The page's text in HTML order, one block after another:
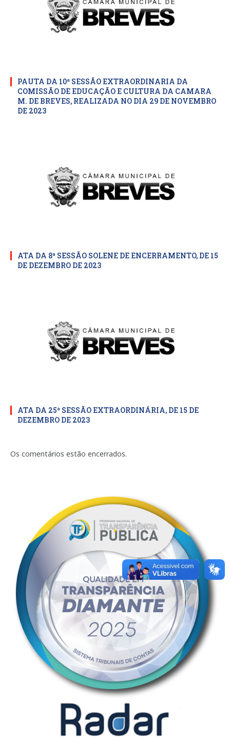
PAUTA DA 10ª SESSÃO EXTRAORDINARIA DA
COMISSÃO DE EDUCAÇÃO E CULTURA DA CAMARA
M. DE BREVES, REALIZADA NO DIA 29 DE NOVEMBRO
DE 2023
ATA DA 8ª SESSÃO SOLENE DE ENCERRAMENTO, DE 15
DE DEZEMBRO DE 2023
ATA DA 25ª SESSÃO EXTRAORDINÁRIA, DE 15 DE
DEZEMBRO DE 2023
Os comentários estão encerrados.